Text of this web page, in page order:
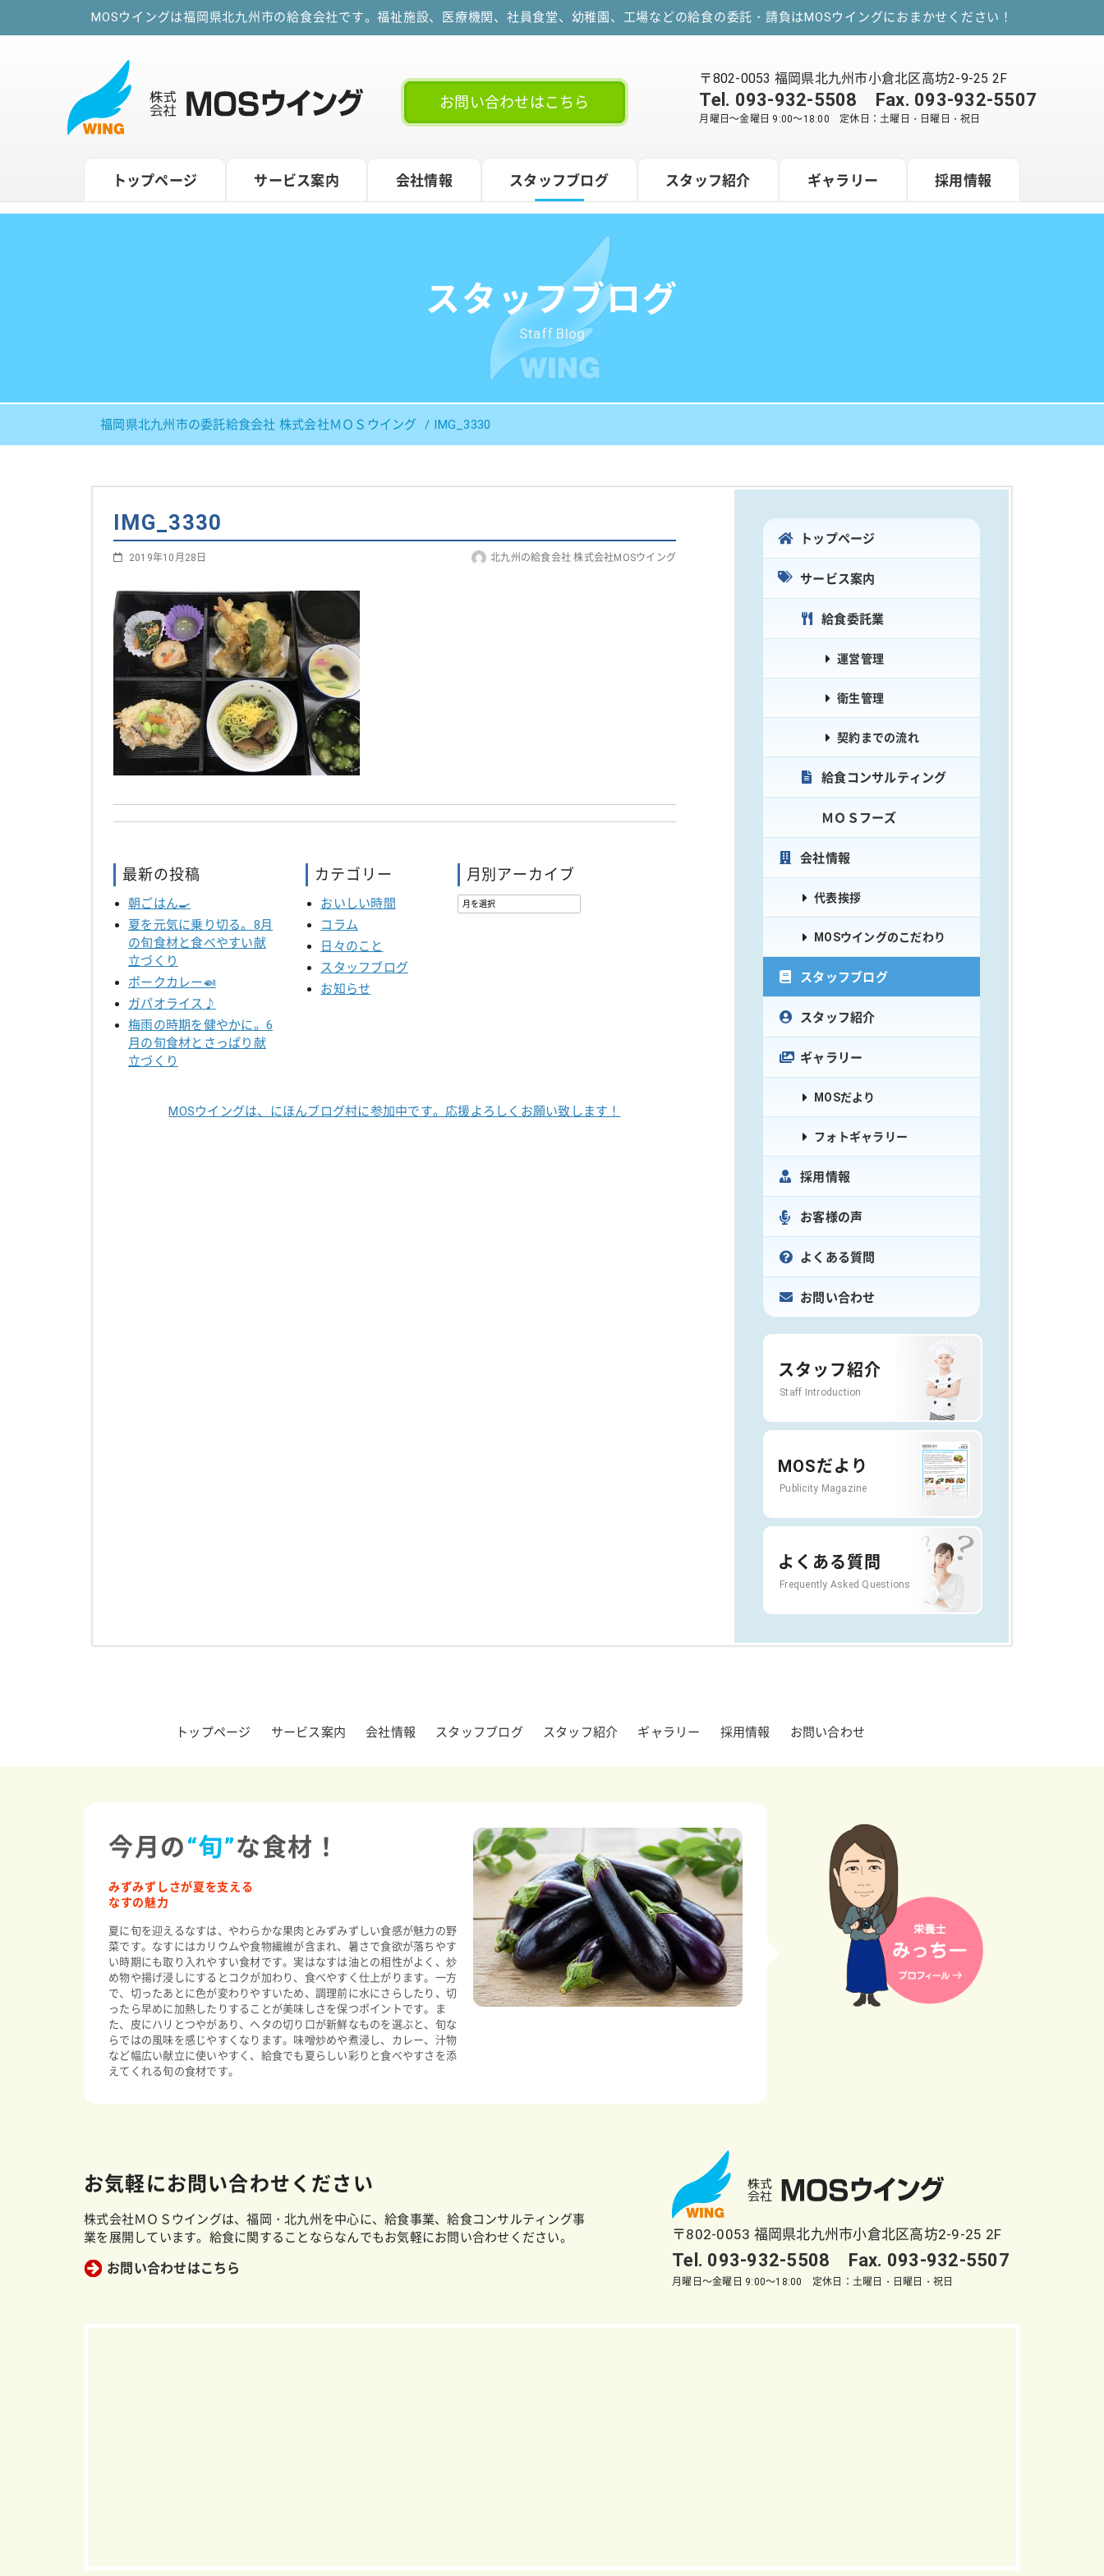
MOSウイングは福岡県北九州市の給食会社です。福祉施設、医療機関、社員食堂、幼稚園、工場などの給食の委託・請負はMOSウイングにおまかせください！
お問い合わせはこちら
〒802-0053 福岡県北九州市小倉北区高坊2-9-25 2F
Tel. 093-932-5508 Fax. 093-932-5507
月曜日～金曜日 9:00～18:00 定休日：土曜日・日曜日・祝日
トップページ サービス案内 会社情報 スタッフブログ スタッフ紹介 ギャラリー 採用情報
スタッフブログ
Staff Blog
福岡県北九州市の委託給食会社 株式会社ＭＯＳウイング IMG_3330
IMG_3330
2019年10月28日 北九州の給食会社 株式会社MOSウイング
最新の投稿
朝ごはん🍳
夏を元気に乗り切る。8月
の旬食材と食べやすい献
立づくり
ポークカレー🍛
ガパオライス♪
梅雨の時期を健やかに。6
月の旬食材とさっぱり献
立づくり
カテゴリー
おいしい時間
コラム
日々のこと
スタッフブログ
お知らせ
月別アーカイブ
MOSウイングは、にほんブログ村に参加中です。 応援よろしくお願い致します！
トップページ
サービス案内
給食委託業
運営管理
衛生管理
契約までの流れ
給食コンサルティング
ＭＯＳフーズ
会社情報
代表挨拶
MOSウイングのこだわり
スタッフブログ
スタッフ紹介
ギャラリー
MOSだより
フォトギャラリー
採用情報
お客様の声
よくある質問
お問い合わせ
スタッフ紹介
Staff Introduction
MOSだより
Publicity Magazine
よくある質問
Frequently Asked Questions
トップページ サービス案内 会社情報 スタッフブログ スタッフ紹介 ギャラリー 採用情報 お問い合わせ
今月の“旬”な食材！
みずみずしさが夏を支える
なすの魅力
夏に旬を迎えるなすは、やわらかな果肉とみずみずしい食感が魅力の野
菜です。なすにはカリウムや食物繊維が含まれ、暑さで食欲が落ちやす
い時期にも取り入れやすい食材です。実はなすは油との相性がよく、炒
め物や揚げ浸しにするとコクが加わり、食べやすく仕上がります。一方
で、切ったあとに色が変わりやすいため、調理前に水にさらしたり、切
ったら早めに加熱したりすることが美味しさを保つポイントです。ま
た、皮にハリとつやがあり、ヘタの切り口が新鮮なものを選ぶと、旬な
らではの風味を感じやすくなります。味噌炒めや煮浸し、カレー、汁物
など幅広い献立に使いやすく、給食でも夏らしい彩りと食べやすさを添
えてくれる旬の食材です。
お気軽にお問い合わせください
株式会社ＭＯＳウイングは、福岡・北九州を中心に、給食事業、給食コンサルティング事
業を展開しています。給食に関することならなんでもお気軽にお問い合わせください。
お問い合わせはこちら
〒802-0053 福岡県北九州市小倉北区高坊2-9-25 2F
Tel. 093-932-5508 Fax. 093-932-5507
月曜日～金曜日 9:00～18:00 定休日：土曜日・日曜日・祝日